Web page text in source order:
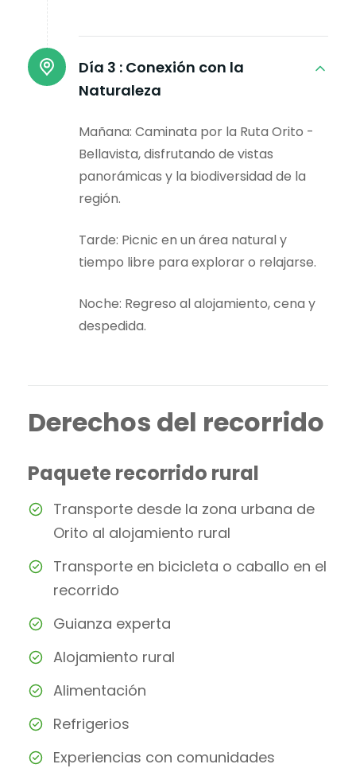
Día 3 : Conexión con la
Naturaleza
Mañana: Caminata por la Ruta Orito -
Bellavista, disfrutando de vistas
panorámicas y la biodiversidad de la
región.
Tarde: Picnic en un área natural y
tiempo libre para explorar o relajarse.
Noche: Regreso al alojamiento, cena y
despedida.
Derechos del recorrido
Paquete recorrido rural
Transporte desde la zona urbana de
Orito al alojamiento rural
Transporte en bicicleta o caballo en el
recorrido
Guianza experta
Alojamiento rural
Alimentación
Refrigerios
Experiencias con comunidades